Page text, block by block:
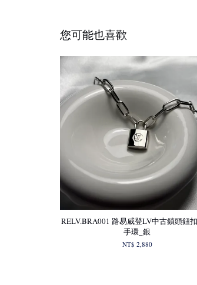
您可能也喜歡
RELV.BRA001 路易威登LV中古鎖頭鈕
手環_銀
NT$ 2,880